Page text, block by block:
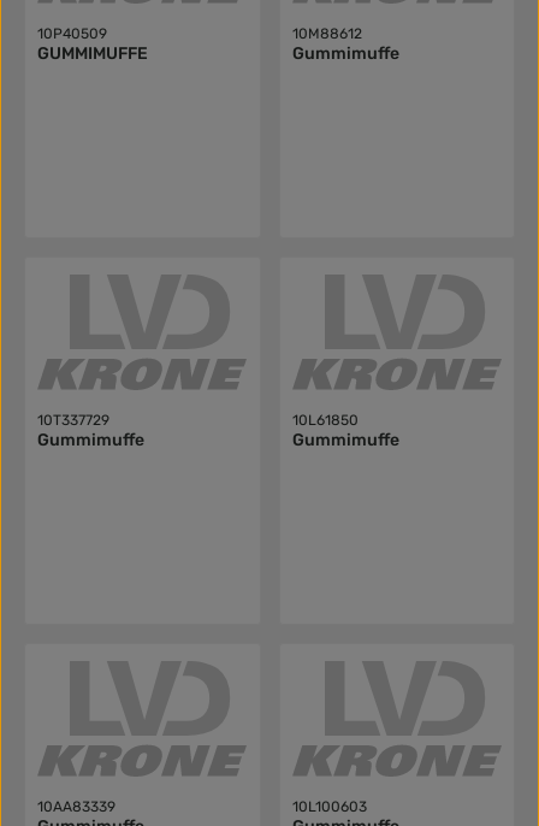
10P40509
GUMMIMUFFE
10M88612
Gummimuffe
10T337729
Gummimuffe
10L61850
Gummimuffe
10AA83339 10L100603